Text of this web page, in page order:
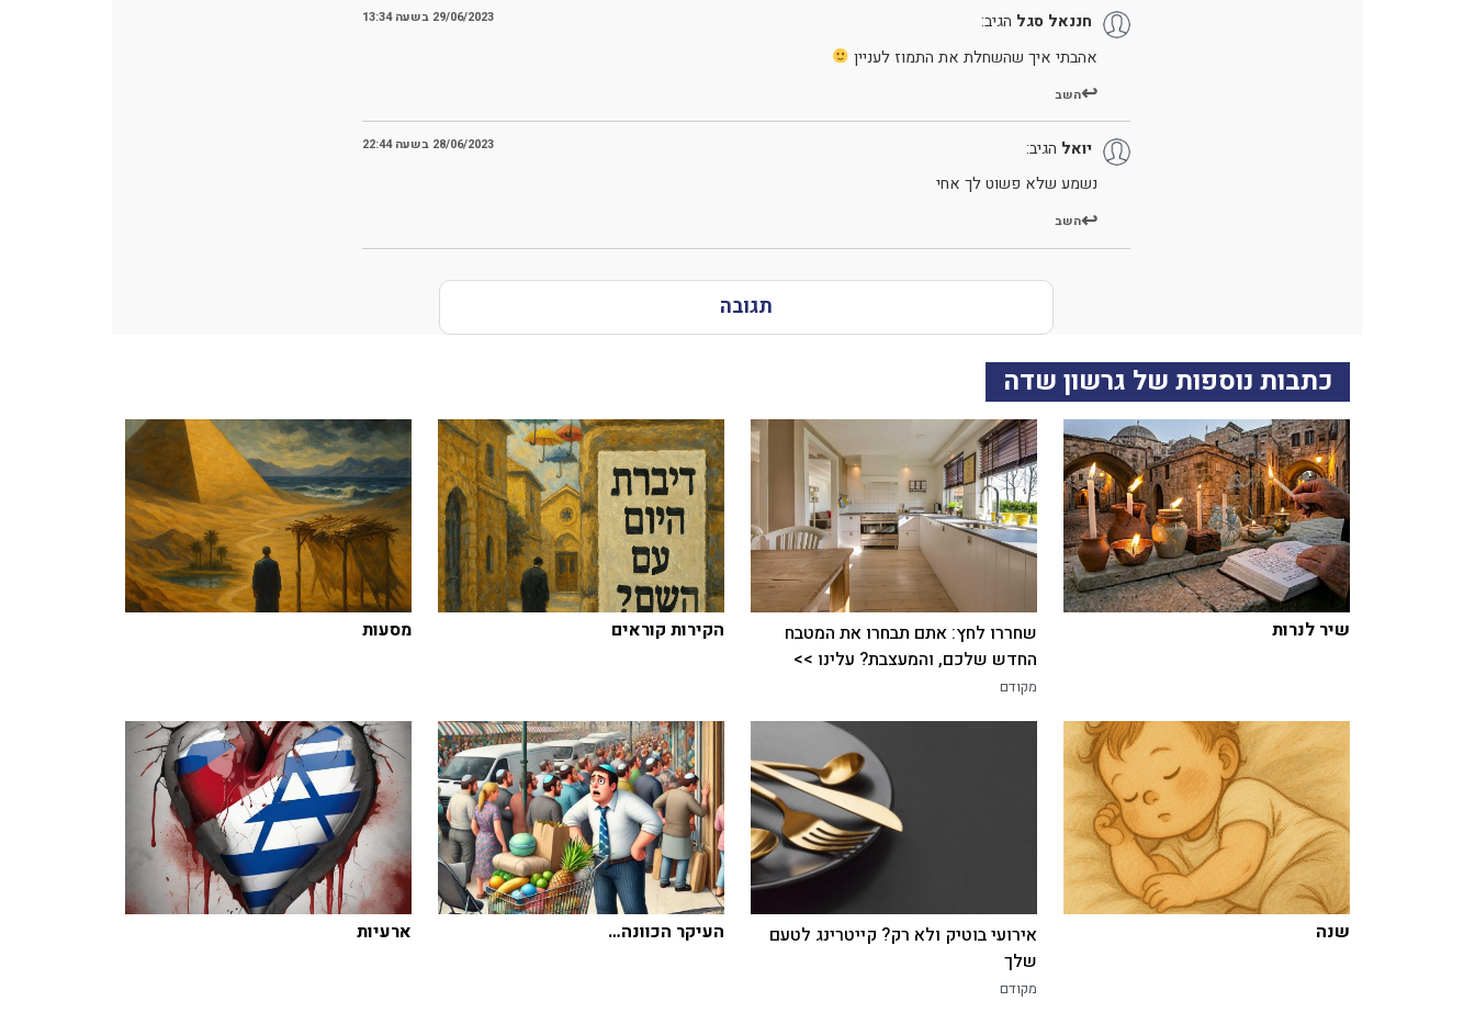
חננאל סגל הגיב: 29/06/2023 בשעה 13:34
אהבתי איך שהשחלת את התמוז לעניין
השב
יואל הגיב: 28/06/2023 בשעה 22:44
נשמע שלא פשוט לך אחי
השב
תגובה
כתבות נוספות של גרשון שדה
שיר לנרות
שחררו לחץ: אתם תבחרו את המטבח
החדש שלכם, והמעצבת? עלינו >>
מקודם
הקירות קוראים מסעות
שנה
אירועי בוטיק ולא רק? קייטרינג לטעם
שלך
מקודם
העיקר הכוונה… ארעיות